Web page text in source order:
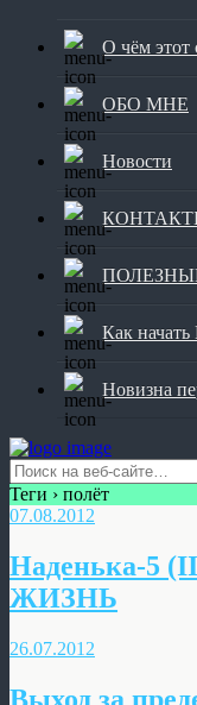
О чём этот
ОБО МНЕ
Новости
Как
Новизна
Теги › полёт
07.08.2012
Наденька-5
ЖИЗНЬ
26.07.2012
Выход за